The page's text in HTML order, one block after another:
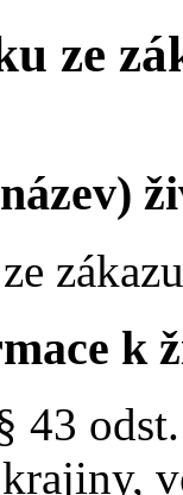
ze
k
43